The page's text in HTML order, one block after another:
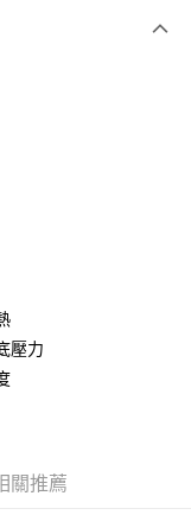
壓力
關推薦